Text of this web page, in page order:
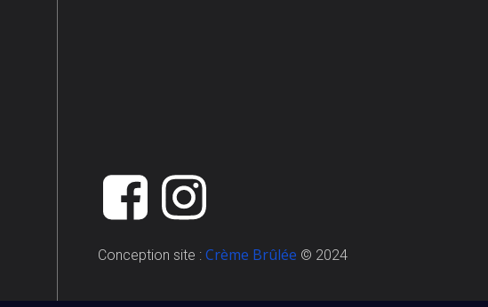
Conception site :Crème Brûlée © 2024